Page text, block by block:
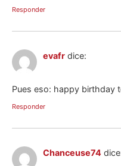
Responder
evafr dice:
Pues eso: happy birthday
Responder
Chanceuse74